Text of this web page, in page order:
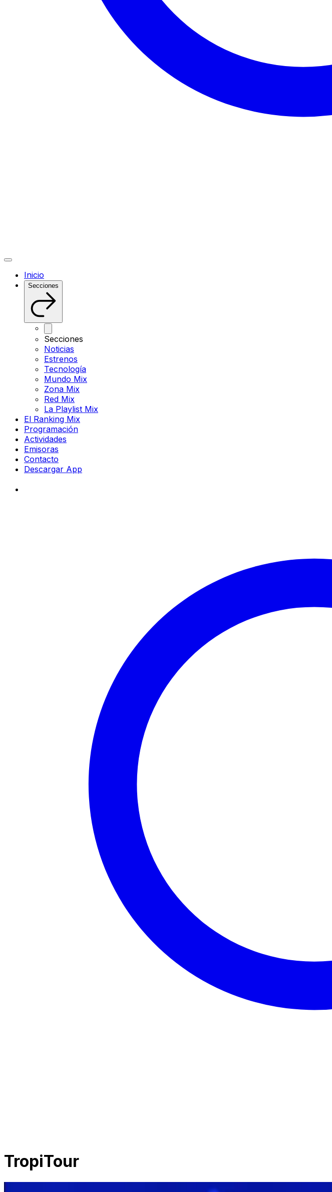
Inicio
Secciones
Secciones
Noticias
Estrenos
Tecnología
Mundo Mix
Zona Mix
Red Mix
La Playlist Mix
El Ranking Mix
Programación
Actividades
Emisoras
Contacto
Descargar App
TropiTour